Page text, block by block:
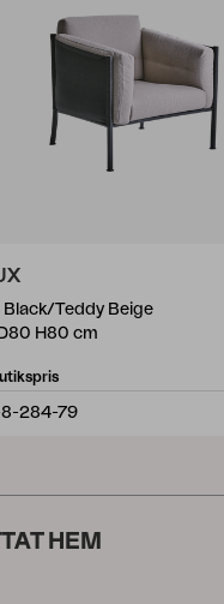
Teddy Beige
H80 cm
284-79
HEM